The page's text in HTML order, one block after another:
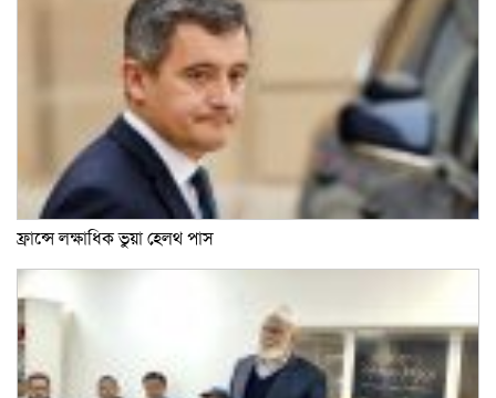
ফ্রান্সে লক্ষাধিক ভুয়া হেলথ পাস